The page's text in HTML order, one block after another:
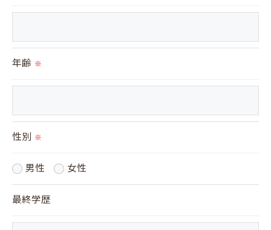
予めご了承ください。
＜個人情報の開示･訂正・削除･利用停止の手続につ
いて＞
当社では、お客様の個人情報の開示･訂正･削除・利
ご本人である事を確認のうえ、対応させて頂きま
す。
個人情報の開示･訂正･削除・利用停止の具体的手続
年齢 ※
性別 ※
男性 女性
最終学歴